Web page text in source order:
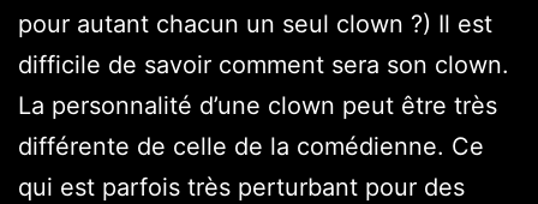
pour autant chacun un seul clown ?) Il est
difficile de savoir comment sera son clown.
La personnalité d’une clown peut être très
différente de celle de la comédienne. Ce
qui est parfois très perturbant pour des